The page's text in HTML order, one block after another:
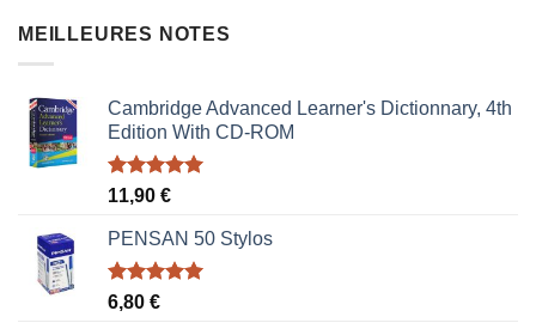
MEILLEURES NOTES
Cambridge Advanced Learner's Dictionnary, 4th
Edition With CD-ROM
Note5.00
11,90 €
PENSAN 50 Stylos
Note5.00
6,80 €